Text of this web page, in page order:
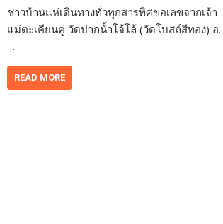
ชาวบ้านแห่เดินทางทั่วทุกสารทิศขอเลขจากเจ้า
แม่ตะเคียนคู่ วัดปากน้ำโจ้โล้ (วัดโบสถ์สีทอง) อ.
…
READ MORE